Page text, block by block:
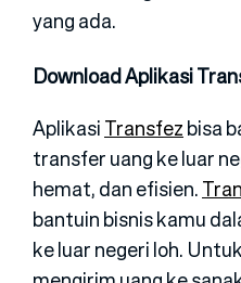
yang ada.
Download Aplikasi
AplikasiTransfezbisa
transfer uang ke luar
hemat, dan efisien.
bantuin bisnis kamu
ke luar negeri loh.